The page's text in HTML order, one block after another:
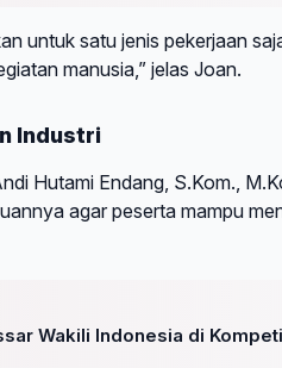
untuk satu jenis pekerjaan
manusia,” jelas Joan.
Industri
Hutami Endang, S.Kom.,
agar peserta mampu
Wakili Indonesia di